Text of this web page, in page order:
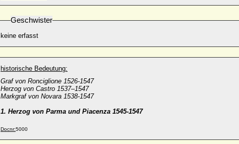
Geschwister
keine erfasst
historische Bedeutung:
Graf von Ronciglione 1526-1547
Herzog von Castro 1537–1547
Markgraf von Novara 1538-1547
1. Herzog von Parma und Piacenza 1545-1547
Docnr:5000